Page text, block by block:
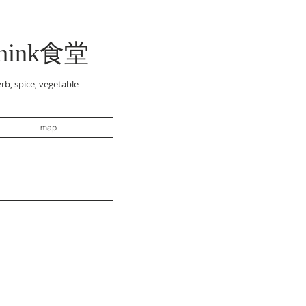
食堂
spice, vegetable
map